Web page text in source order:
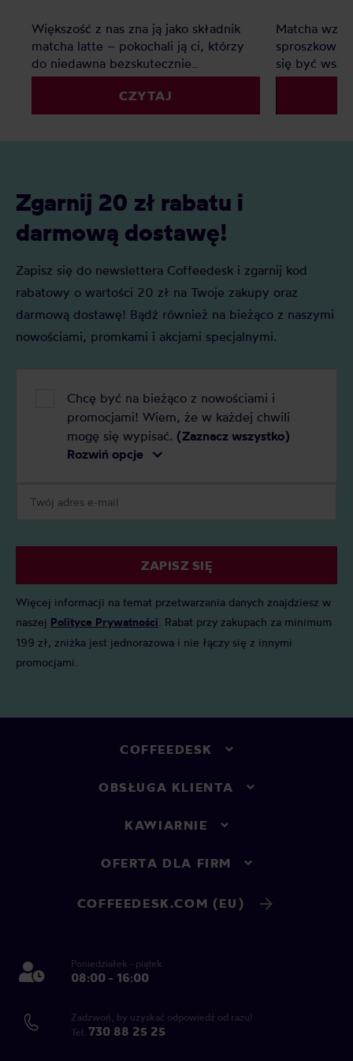
Większość z nas zna ją jako składnik
matcha latte – pokochali ją ci, którzy
do niedawna bezskutecznie
poszukiwali ciekawej alternatywy dla
mlecznych kaw. Matcha to jednak o
wiele więcej – jak prawdziwa
CZYTAJ
Matcha
się być
specialty.
Zgarnij 20 zł rabatu i
darmową dostawę!
Zapisz się do newslettera Coffeedesk i zgarnij kod
rabatowy o wartości 20 zł na Twoje zakupy oraz
darmową dostawę! Bądź również na bieżąco z naszymi
nowościami, promkami i akcjami specjalnymi.
Chcę być na bieżąco z nowościami i
promocjami! Wiem, że w każdej chwili
mogę się wypisać. (Zaznacz wszystko)
Rozwiń opcje
ZAPISZ SIĘ
Więcej informacji na temat przetwarzania danych znajdziesz w
naszej Polityce Prywatności . Rabat przy zakupach za minimum
199 zł, zniżka jest jednorazowa i nie łączy się z innymi
promocjami.
COFFEEDESK
OBSŁUGA KLIENTA
KAWIARNIE
OFERTA DLA FIRM
COFFEEDESK.COM (EU)
Poniedziałek - piątek
08:00 - 16:00
Zadzwoń, by uzyskać odpowiedź od razu!
Tel. 730 88 25 25